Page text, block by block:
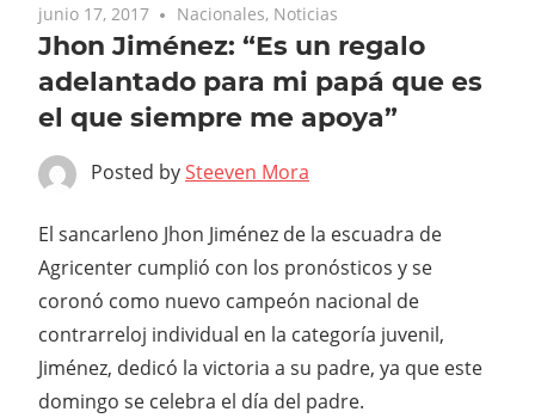
junio 17, 2017 Nacionales, Noticias
Jhon Jiménez: “Es un regalo
adelantado para mi papá que es
el que siempre me apoya”
Posted bySteeven Mora
El sancarleno Jhon Jiménez de la escuadra de
Agricenter cumplió con los pronósticos y se
coronó como nuevo campeón nacional de
contrarreloj individual en la categoría juvenil,
Jiménez, dedicó la victoria a su padre, ya que este
domingo se celebra el día del padre.